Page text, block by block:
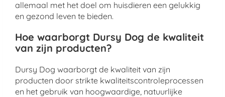
allemaal met het doel om huisdieren een gelukkig
en gezond leven te bieden.
Hoe waarborgt Dursy Dog de kwaliteit
van zijn producten?
Dursy Dog waarborgt de kwaliteit van zijn
producten door strikte kwaliteitscontroleprocessen
en het gebruik van hoogwaardige, natuurlijke